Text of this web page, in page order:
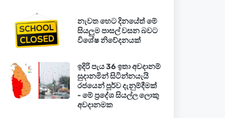
නැවත හෙට දිනයේත් මේ
සියලුම පාසල් වසන බවට
විශේෂ නිවේදනයක්
ඉදිරි පැය 36 ඉතා අවදානම්
සුදානමින් සිටින්නයැයි
රජයෙන් පූර්ව දැනුම්දීමක්
- මේ ප්‍රදේශ සියල්ල ලොකු
අවදානමක